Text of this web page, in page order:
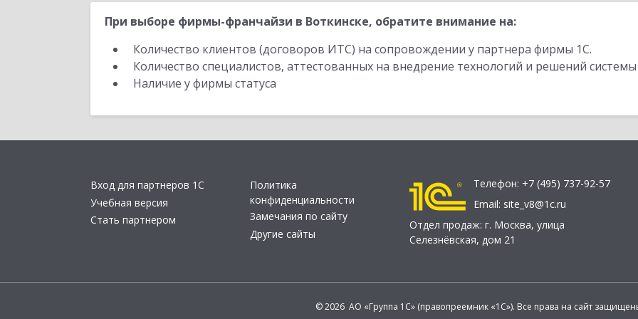
При выборе фирмы-франчайзи в Воткинске, обратите внимание на:
Количество клиентов (договоров ИТС) на сопровождении у партнера фирмы 1С.
Количество специалистов, аттестованных на внедрение технологий и решений
Наличие у фирмы статуса
Вход для партнеров 1С
Учебная версия
Стать партнером
Политика
конфиденциальности
Замечания по сайту
Другие сайты
Телефон: +7 (495) 737-92-57
Email: site_v8@1c.ru
Отдел продаж: г. Москва, улица
Селезнёвская, дом 21
© 2026 АО «Группа 1С» (правопреемник «1С»). Все права на сайт